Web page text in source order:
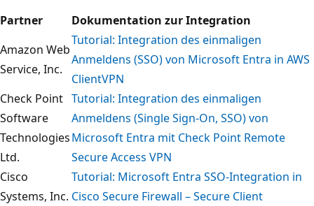
Partner
Dokumentation zur Integration
Amazon Web
Service, Inc.
Tutorial: Integration des einmaligen
Anmeldens (SSO) von Microsoft Entra in AWS
ClientVPN
Check Point
Software
Technologies
Ltd.
Tutorial: Integration des einmaligen
Anmeldens (Single Sign-On, SSO) von
Microsoft Entra mit Check Point Remote
Secure Access VPN
Cisco
Systems, Inc.
Tutorial: Microsoft Entra SSO-Integration in
Cisco Secure Firewall – Secure Client